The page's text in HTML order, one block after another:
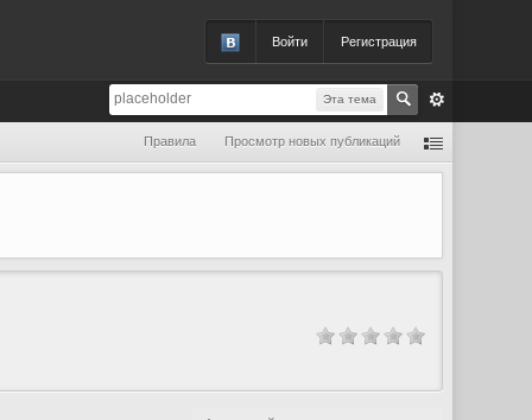
Войти Регистрация
Эта тема
Правила Просмотр новых публикаций